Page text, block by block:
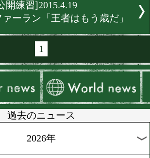
[公開練習]2015.4.26
内山、キャリアの差に自信!
[公開練習]2015.4.24
左の精度を上げた三浦
[公開練習]2015.4.23
村田、圧力とハートを前面